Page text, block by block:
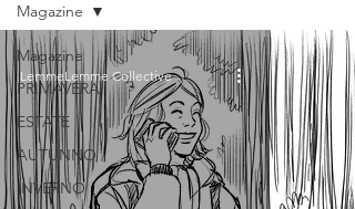
Magazine
PRIMAVERA
ESTATE
AUTUNNO
INVERNO
Magazine
LemmeLemme Collective